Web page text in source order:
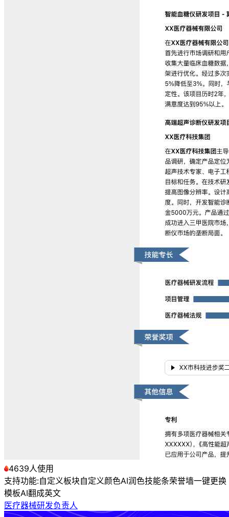
4639人使用
支持功能:自定义板块自定义颜色AI润色技能条荣誉墙一键更换
模板AI翻成英文
医疗器械研发负责人